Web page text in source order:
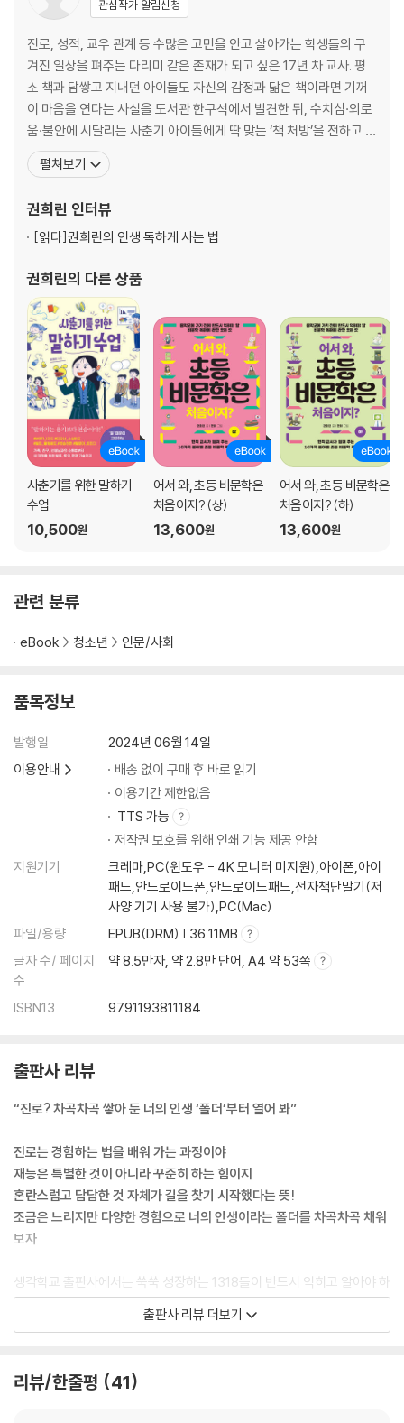
2장 진로, 나와 미래 그리고 직업까지 발견하게 도와주는 지도
4장 가치관은 결국 뭘 할 때 즐겁냐는 질문
진로 선택의 가장 큰 힌트
내 삶에 관심이 가장 많은 사람은 나야, 나
5장 뜻대로 안 될 때를 대비한 플랜 B 세우기
독서는 진로 찾기에 큰 힘이 되지
중요한 것은 꺾이지 않는 마음
우리는 쓸모로 판단할 수 없는 소중한 사람들
6장 좋아하는 일 vs 잘하는 일
직일까? 업일까? 직업일까?
덕업일치야말로 진로의 핵심
좋아하는 것 안에서 내 직업 찾기
눈치 보지 말고 뭐든 한번 푹 빠져 봐
7장 대학이 인생의 목표라면 멈춰
‘중2병’보다 무섭다는 ‘대2병’
공부는 성실함과 끈기를 배우는 과정
생각보다 많은 우리의 선택지
뭐든 직접 해봐야 꿈도 선명해져
진로 탐색에 은근 도움되는 MBTI
9장 20년 뒤의 내 모습은 과연 어떨까
쓰다 보면 드러나는 나의 꿈과 특기
슬슬 우리의 열정을 끌어올리자
10장 ‘인생 폴더’에 경험 파일을 저장하기
대세 유튜버만의 특별함
게임만 하던 친구가 발견한 예상 못 한 길
불확실하고 갑갑해? 잠재력은 최대로 상승 중
11장 나의 성장을 위한 ‘홀로움’의 순간
재능? 그건 그냥 나 자신을 믿는 힘
하나씩 하나씩 좋아하는 마음을 이어 보자
12장 독서가 진로 발견의 지름길이 될까
창의력과 아이디어가 필요할 때
작가에겐 수학, 엔지니어에겐 인문학
학생부종합전형이 좋아하는 나만의 ‘세특’ 채우기
남의 글을 읽었는데 왜 내 개성이 보이지?
13장 퍼스널 브랜드, 나만의 가치 찾기
나답게, 멋지게, 무엇보다 가볍게
확실히 나를 알리는 SNS 만들기
한 권 한 권 쌓일수록 반짝거리는 미래
14장 고교학점제, 제대로 즐기는 법
관심작가 알림신청
진로, 성적, 교우 관계 등 수많은 고민을 안고 살아가는 학생들의 구
겨진 일상을 펴주는 다리미 같은 존재가 되고 싶은 17년 차 교사. 평
소 책과 담쌓고 지내던 아이들도 자신의 감정과 닮은 책이라면 기꺼
이 마음을 연다는 사실을 도서관 한구석에서 발견한 뒤, 수치심·외로
움·불안에 시달리는 사춘기 아이들에게 딱 맞는 ‘책 처방’을 전하고 있
다. 전국 교육청에서 교사 대상 직무연수 강사로도 활동하고 있으며,
저서로는 《사춘기를 위한 말하기 수업》, 《사춘기를 위한 진로 수업》,
부 고전 필독서 30 외국문학 편
펼쳐보기
권희린 인터뷰
[읽다]권희린의 인생 독하게 사는 법
권희린의 다른 상품
사춘기를 위한 말하기
수업
10,500원
어서 와, 초등 비문학은
처음이지? (상)
13,600원
어서 와, 초등 비문학은
처음이지? (하)
13,600원
관련 분류
eBook 청소년 인문/사회
품목정보
발행일
2024년 06월 14일
이용안내
배송 없이 구매 후 바로 읽기
이용기간 제한없음
TTS 가능
저작권 보호를 위해 인쇄 기능 제공 안함
지원기기
크레마,PC(윈도우 - 4K 모니터 미지원),아이폰,아이
패드,안드로이드폰,안드로이드패드,전자책단말기(저
사양 기기 사용 불가),PC(Mac)
파일/용량
EPUB(DRM) | 36.11MB
글자 수/ 페이지
수
약 8.5만자, 약 2.8만 단어, A4 약 53쪽
ISBN13 9791193811184
출판사 리뷰
“진로? 차곡차곡 쌓아 둔 너의 인생 ‘폴더’부터 열어 봐”
진로는 경험하는 법을 배워 가는 과정이야
재능은 특별한 것이 아니라 꾸준히 하는 힘이지
혼란스럽고 답답한 것 자체가 길을 찾기 시작했다는 뜻!
조금은 느리지만 다양한 경험으로 너의 인생이라는 폴더를 차곡차곡 채워
보자
생각학교 출판사에서는 쑥쑥 성장하는 1318들이 반드시 익히고 알아야 하
는 지식을 쏙쏙 모아놓은 ‘사춘기 수업 시리즈’를 출간하고 있다. 지금까지
사춘기 수업 시리즈는 문해력, 나만의 관점 만들기, 짧은 소설 쓰기 등 청소
민인 ‘진로’를 직업, 미래 사회, 꿈, 자기 이해라는 갈래로 나눠 구체적으로
출판사 리뷰 더보기
리뷰/한줄평 41